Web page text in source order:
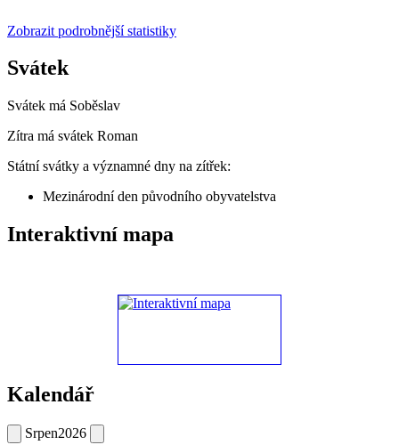
Zobrazit podrobnější statistiky
Svátek
Svátek má Soběslav
Zítra má svátek Roman
Státní svátky a významné dny na zítřek:
Mezinárodní den původního obyvatelstva
Interaktivní mapa
Kalendář
Srpen2026